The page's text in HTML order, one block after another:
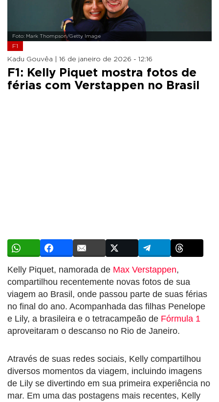
Foto: Mark Thompson/Getty Image
F1
Kadu Gouvêa | 16 de janeiro de 2026 - 12:16
F1: Kelly Piquet mostra fotos de
férias com Verstappen no Brasil
Kelly Piquet, namorada de Max Verstappen,
compartilhou recentemente novas fotos de sua
viagem ao Brasil, onde passou parte de suas férias
no final do ano. Acompanhada das filhas Penelope
e Lily, a brasileira e o tetracampeão de Fórmula 1
aproveitaram o descanso no Rio de Janeiro.
Através de suas redes sociais, Kelly compartilhou
diversos momentos da viagem, incluindo imagens
de Lily se divertindo em sua primeira experiência no
mar. Em uma das postagens mais recentes, Kelly